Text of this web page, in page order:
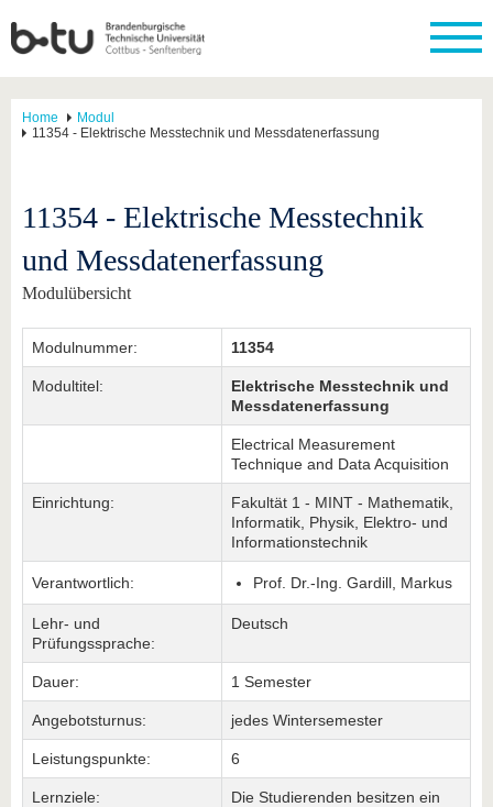
Home
Modul
11354 - Elektrische Messtechnik und Messdatenerfassung
11354 - Elektrische Messtechnik
und Messdatenerfassung
Modulübersicht
Modulnummer: 11354
Modultitel:
Elektrische Messtechnik und
Messdatenerfassung
Electrical Measurement
Technique and Data Acquisition
Einrichtung:
Fakultät 1 - MINT - Mathematik,
Informatik, Physik, Elektro- und
Informationstechnik
Verantwortlich: Prof. Dr.-Ing. Gardill, Markus
Lehr- und
Prüfungssprache:
Deutsch
Dauer: 1 Semester
Angebotsturnus: jedes Wintersemester
Leistungspunkte: 6
Lernziele:
Die Studierenden besitzen ein